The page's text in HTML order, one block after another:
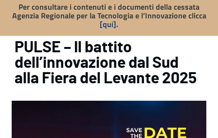
Per consultare i contenuti e i documenti della cessata
Agenzia Regionale per la Tecnologia e l’Innovazione clicca
[qui].
PULSE – Il battito
dell’innovazione dal Sud
alla Fiera del Levante 2025